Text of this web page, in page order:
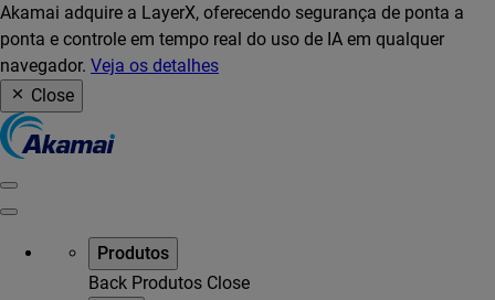
Akamai adquire a LayerX, oferecendo segurança de ponta a
ponta e controle em tempo real do uso de IA em qualquer
navegador. Veja os detalhes
Close
Produtos
Back Produtos Close